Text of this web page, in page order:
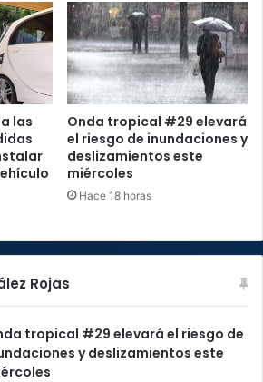
las
Onda tropical #29 elevará
el riesgo de inundaciones y
deslizamientos este
miércoles
Hace 18 horas
Rojas
tropical #29 elevará el riesgo de
y deslizamientos este